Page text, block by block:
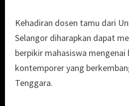
Kehadiran dosen tamu dari
Selangor diharapkan dapat
berpikir mahasiswa mengenai
kontemporer yang
Tenggara.